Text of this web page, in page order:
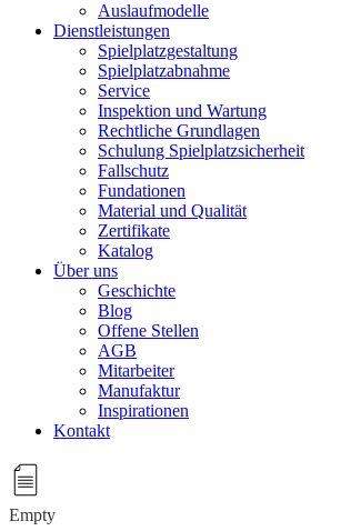
Auslaufmodelle
Dienstleistungen
Spielplatzgestaltung
Spielplatzabnahme
Service
Inspektion und Wartung
Rechtliche Grundlagen
Schulung Spielplatzsicherheit
Fallschutz
Fundationen
Material und Qualität
Zertifikate
Katalog
Über uns
Geschichte
Blog
Offene Stellen
AGB
Mitarbeiter
Manufaktur
Inspirationen
Kontakt
Empty